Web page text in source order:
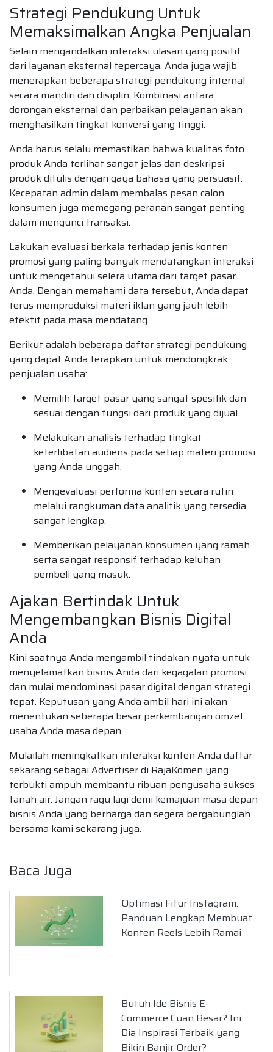
Strategi Pendukung Untuk
Memaksimalkan Angka Penjualan
Selain mengandalkan interaksi ulasan yang positif
dari layanan eksternal tepercaya, Anda juga wajib
menerapkan beberapa strategi pendukung internal
secara mandiri dan disiplin. Kombinasi antara
dorongan eksternal dan perbaikan pelayanan akan
menghasilkan tingkat konversi yang tinggi.
Anda harus selalu memastikan bahwa kualitas foto
produk Anda terlihat sangat jelas dan deskripsi
produk ditulis dengan gaya bahasa yang persuasif.
Kecepatan admin dalam membalas pesan calon
konsumen juga memegang peranan sangat penting
dalam mengunci transaksi.
Lakukan evaluasi berkala terhadap jenis konten
promosi yang paling banyak mendatangkan interaksi
untuk mengetahui selera utama dari target pasar
Anda. Dengan memahami data tersebut, Anda dapat
terus memproduksi materi iklan yang jauh lebih
efektif pada masa mendatang.
Berikut adalah beberapa daftar strategi pendukung
yang dapat Anda terapkan untuk mendongkrak
penjualan usaha:
Memilih target pasar yang sangat spesifik dan
sesuai dengan fungsi dari produk yang dijual.
Melakukan analisis terhadap tingkat
keterlibatan audiens pada setiap materi promosi
yang Anda unggah.
Mengevaluasi performa konten secara rutin
melalui rangkuman data analitik yang tersedia
sangat lengkap.
Memberikan pelayanan konsumen yang ramah
serta sangat responsif terhadap keluhan
pembeli yang masuk.
Ajakan Bertindak Untuk
Mengembangkan Bisnis Digital
Anda
Kini saatnya Anda mengambil tindakan nyata untuk
menyelamatkan bisnis Anda dari kegagalan promosi
dan mulai mendominasi pasar digital dengan strategi
tepat. Keputusan yang Anda ambil hari ini akan
menentukan seberapa besar perkembangan omzet
usaha Anda masa depan.
Mulailah meningkatkan interaksi konten Anda daftar
sekarang sebagai Advertiser di RajaKomen yang
terbukti ampuh membantu ribuan pengusaha sukses
tanah air. Jangan ragu lagi demi kemajuan masa depan
bisnis Anda yang berharga dan segera bergabunglah
bersama kami sekarang juga.
Baca Juga
Optimasi Fitur Instagram:
Panduan Lengkap Membuat
Konten Reels Lebih Ramai
Butuh Ide Bisnis E-
Commerce Cuan Besar? Ini
Dia Inspirasi Terbaik yang
Bikin Banjir Order?